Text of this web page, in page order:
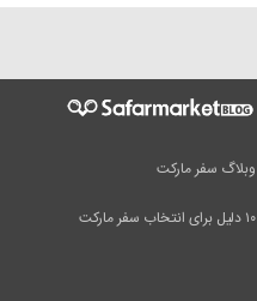
وبلاگ سفر مارکت
۱۰ دلیل برای انتخاب سفر مارکت